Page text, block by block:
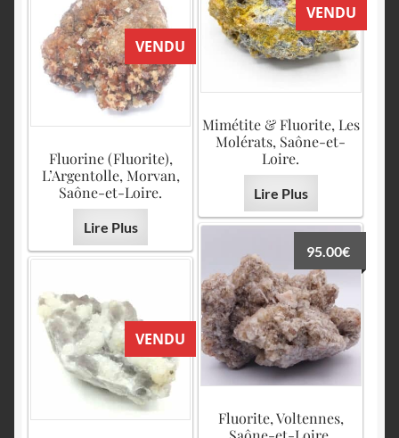
VENDU
Mimétite & Fluorite, Les
Molérats, Saône-et-
Loire.
Lire Plus
VENDU
Fluorine (Fluorite),
L’Argentolle, Morvan,
Saône-et-Loire.
Lire Plus
Fluorite, Voltennes,
95.00€
VENDU